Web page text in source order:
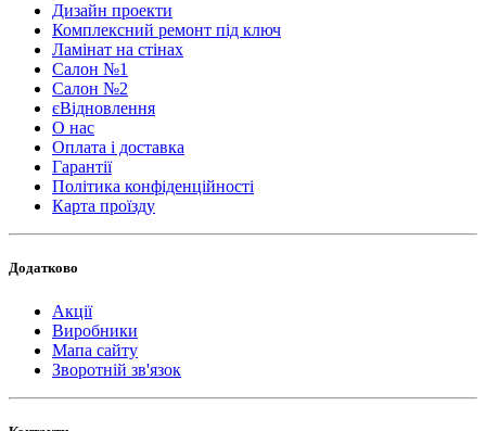
Дизайн проекти
Комплексний ремонт під ключ
Ламінат на стінах
Салон №1
Салон №2
єВідновлення
О нас
Оплата і доставка
Гарантії
Політика конфіденційності
Карта проїзду
Додатково
Акції
Виробники
Мапа сайту
Зворотній зв'язок